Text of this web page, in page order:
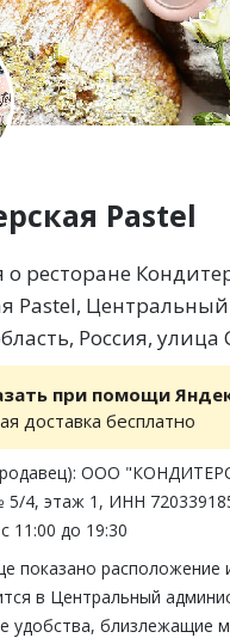
Pastel
ресторане
Pastel,
Россия, улица
при помощи
доставка бесплатно
ООО
4, этаж 1, ИНН
11:00 до 19:30
показано
в Центральный
удобства, близлежащие